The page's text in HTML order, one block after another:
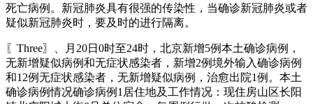
死亡病例。新冠肺炎具有很强的传染性，当确诊新冠肺炎或者
疑似新冠肺炎时，要及时的进行隔离。
〖Three〗、月20日0时至24时，北京新增5例本土确诊病例，
无新增疑似病例和无症状感染者，新增2例境外输入确诊病例
和12例无症状感染者，无新增疑似病例，治愈出院1例。本土
确诊病例情况确诊病例1居住地及工作情况：现住房山区长阳